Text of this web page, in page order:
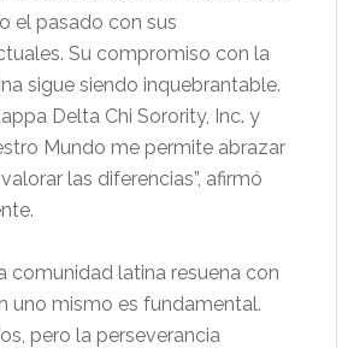
el pasado con sus
Su compromiso con la
sigue siendo inquebrantable.
Delta Chi Sorority, Inc. y
Mundo me permite abrazar
las diferencias”, afirmó
comunidad latina resuena con
uno mismo es fundamental.
pero la perseverancia